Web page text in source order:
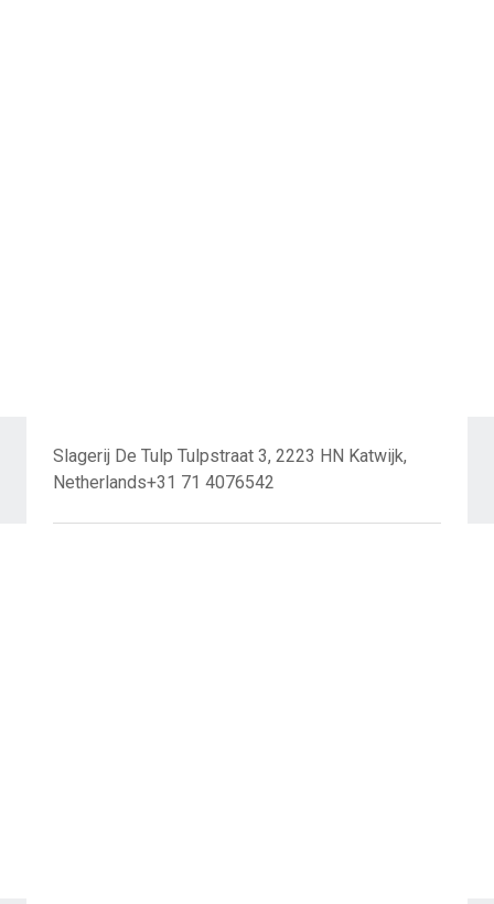
Slagerij De Tulp Tulpstraat 3, 2223 HN Katwijk,
Netherlands+31 71 4076542